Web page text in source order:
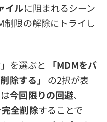
イルに阻まれるシーン
制限の解除にトライし
を選ぶと
「MDMをバ
除する」
の2択が表
今回限りの回避、
全削除することで